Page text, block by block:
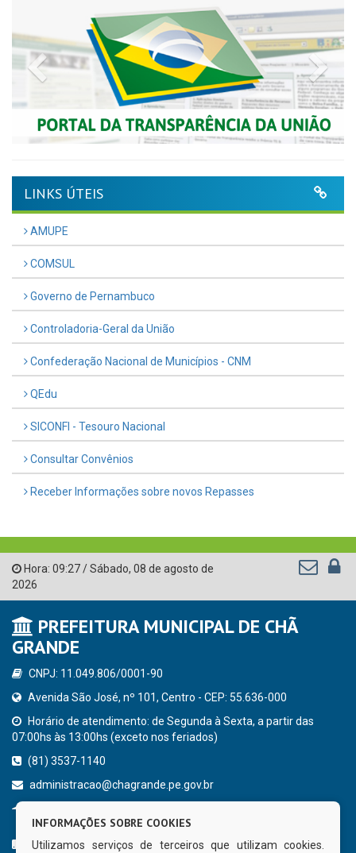
Previous
LINKS ÚTEIS
AMUPE
COMSUL
Governo de Pernambuco
Controladoria-Geral da União
Confederação Nacional de Municípios - CNM
QEdu
SICONFI - Tesouro Nacional
Consultar Convênios
Receber Informações sobre novos Repasses
Hora: 09:27/Sábado, 08 de agosto de
2026
PREFEITURA MUNICIPAL DE CHÃ
GRANDE
CNPJ: 11.049.806/0001-90
Avenida São José, nº 101, Centro - CEP: 55.636-000
Horário de atendimento: de Segunda à Sexta, a partir das
07:00hs às 13:00hs (exceto nos feriados)
(81) 3537-1140
administracao@chagrande.pe.gov.br
CURTA NOSSA FAN PAGE
INFORMAÇÕES SOBRE COOKIES
Utilizamos serviços de terceiros que utilizam cookies.